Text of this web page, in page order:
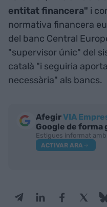
entitat financera" i
normativa financera
del banc Central
"supervisor únic" del
català "i seguiria
necessària" als bancs.
AfegirVIA
Google de forma
Estigues informat
ACTIVAR ARA